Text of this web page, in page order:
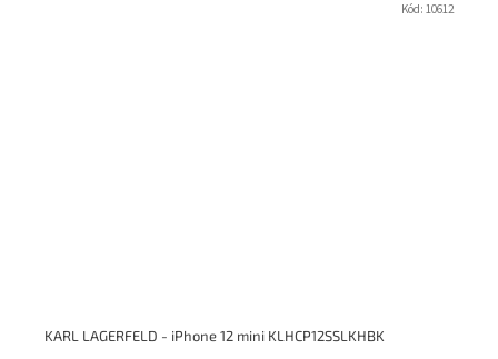
KARL LAGERFELD - iPhone 12 mini KLHCP12SSLKHBK
Kód: 10612